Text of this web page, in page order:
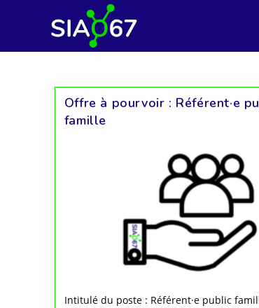
Offre à pourvoir : Référent·e
famille
Intitulé du poste : Référent·e public